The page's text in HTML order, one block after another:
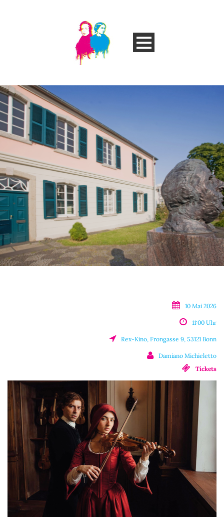
10 Mai 2026
11:00 Uhr
Rex-Kino, Frongasse 9, 53121 Bonn
Damiano Michieletto
Tickets